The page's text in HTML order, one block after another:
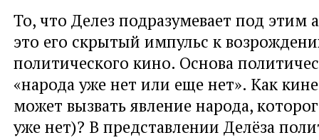
То, что Делез подразумевает под этим
это его скрытый импульс к
политического кино. Основа
«народа уже нет или еще нет». Как
может вызвать явление народа,
уже нет)? В представлении Делёза